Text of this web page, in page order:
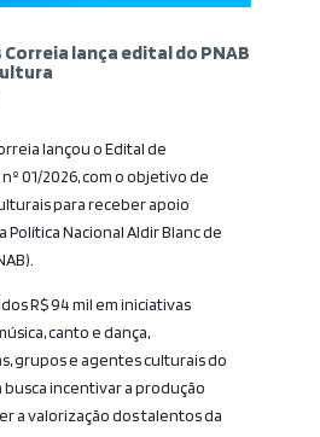
lança edital do PNAB
lançou o Edital de
01/2026, com o objetivo de
para receber apoio
Nacional Aldir Blanc de
R$ 94 mil em iniciativas
canto e dança,
grupos e agentes culturais do
incentivar a produção
a valorização dos talentos da